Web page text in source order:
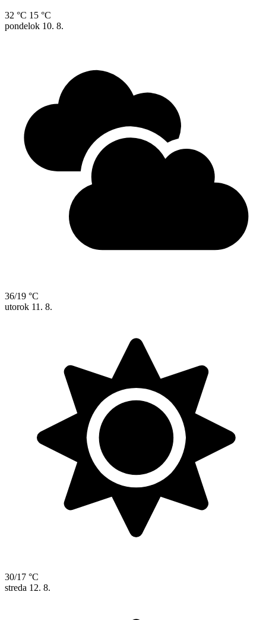
32 °C 15 °C
pondelok 10. 8.
36/19 °C
utorok 11. 8.
30/17 °C
streda 12. 8.